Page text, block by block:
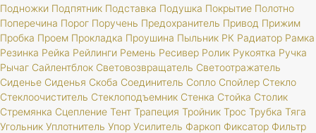
Подножки Подпятник Подставка Подушка Покрытие Полотно
Поперечина Порог Поручень Предохранитель Привод Прижим
Пробка Проем Прокладка Проушина Пыльник РК Радиатор Рамка
Резинка Рейка Рейлинги Ремень Ресивер Ролик Рукоятка Ручка
Рычаг Сайлентблок Световозвращатель Светоотражатель
Сиденье Сиденья Скоба Соединитель Сопло Спойлер Стекло
Стеклоочиститель Стеклоподъемник Стенка Стойка Столик
Стремянка Сцепление Тент Трапеция Тройник Трос Трубка Тяга
Угольник Уплотнитель Упор Усилитель Фаркоп Фиксатор Фильтр